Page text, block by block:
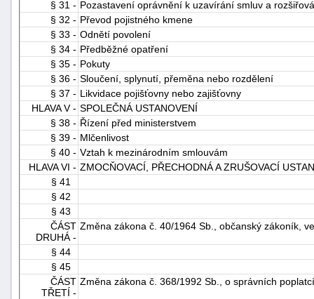
§ 31 - Pozastavení oprávnění k uzavírání smluv a
§ 32 - Převod pojistného kmene
§ 33 - Odnětí povolení
§ 34 - Předběžné opatření
§ 35 - Pokuty
§ 36 - Sloučení, splynutí, přeměna nebo rozdělení
§ 37 - Likvidace pojišťovny nebo zajišťovny
HLAVA V - SPOLEČNÁ USTANOVENÍ
§ 38 - Řízení před ministerstvem
§ 39 - Mlčenlivost
§ 40 - Vztah k mezinárodním smlouvám
HLAVA VI - ZMOCŇOVACÍ, PŘECHODNÁ A ZRUŠOVACÍ
§ 41
§ 42
§ 43
ČÁST
DRUHÁ -
Změna zákona č. 40/1964 Sb., občanský zákoník,
§ 44
§ 45
ČÁST
TŘETÍ -
Změna zákona č. 368/1992 Sb., o správních